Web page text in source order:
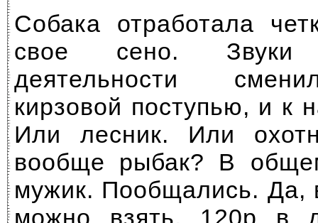
Собака отработала
свое сено. Звуки
деятельности
кирзовой поступью, и к
Или лесник. Или
вообще рыбак? В
мужик. Пообщались. Да,
можно взять, 120р в